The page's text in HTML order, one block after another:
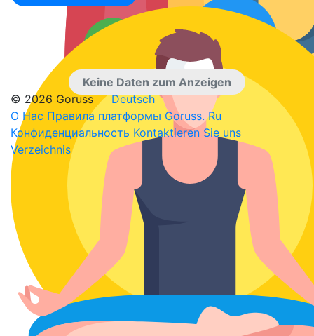
Keine Daten zum Anzeigen
© 2026 Goruss
Deutsch
О Нас Правила платформы Goruss. Ru
Конфиденциальность Kontaktieren Sie uns
Verzeichnis